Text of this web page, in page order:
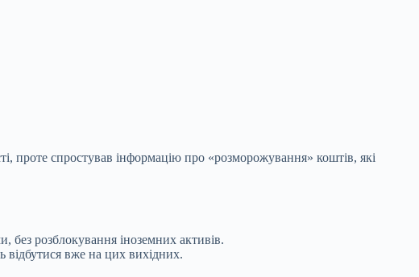
проте спростував інформацію про «розморожування» коштів, які
розблокування іноземних активів.
відбутися вже на цих вихідних.